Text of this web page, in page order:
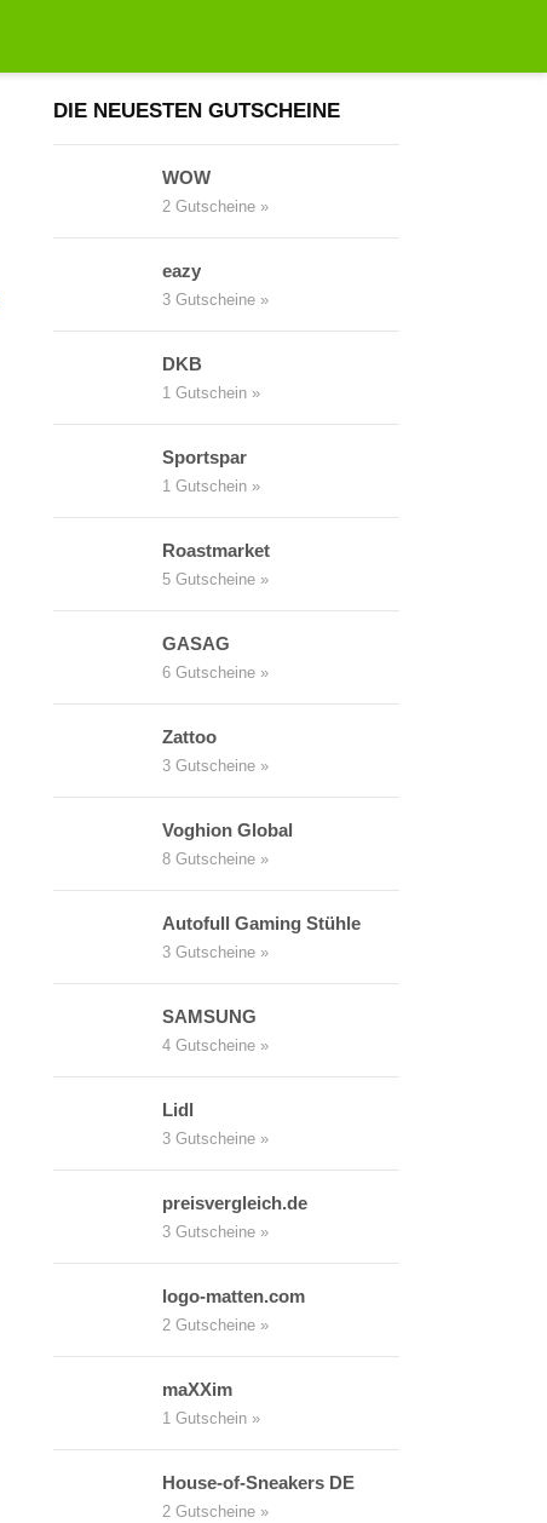
nach:
DIE NEUESTEN GUTSCHEINE
WOW
2 Gutscheine »
eazy
3 Gutscheine »
DKB
1 Gutschein »
Sportspar
1 Gutschein »
Roastmarket
5 Gutscheine »
GASAG
6 Gutscheine »
Zattoo
3 Gutscheine »
Voghion Global
8 Gutscheine »
Autofull Gaming Stühle
3 Gutscheine »
SAMSUNG
4 Gutscheine »
Lidl
3 Gutscheine »
preisvergleich.de
3 Gutscheine »
logo-matten.com
2 Gutscheine »
maXXim
1 Gutschein »
House-of-Sneakers DE
2 Gutscheine »